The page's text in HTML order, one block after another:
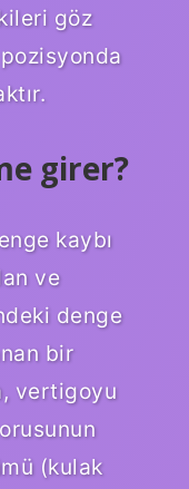
göz
pozisyonda
girer?
kaybı
ve
denge
bir
vertigoyu
(kulak